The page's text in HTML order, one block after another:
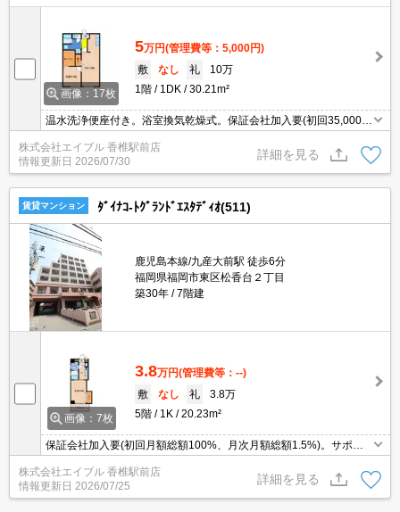
画像：17枚
5万円(管理費等：5,000円)
敷
なし 礼
10万
1階
1DK 30.21m²
温水洗浄便座付き。浴室換気乾燥式。保証会社加入要(初回35,000
円、月額総支払額の1％+800円/月)。
株式会社エイブル 香椎駅前店
情報更新日 2026/07/30
詳細を見る
賃貸マンション ﾀﾞｲﾅｺ-ﾄｸﾞﾗﾝﾄﾞｴｽﾀﾃﾞｨｵ(511)
鹿児島本線/九産大前駅 徒歩6分
福岡県福岡市東区松香台２丁目
築30年
7階建
画像：7枚
3.8万円(管理費等：--)
敷
なし 礼
3.8万
5階
1K 20.23m²
保証会社加入要(初回月額総額100%、月次月額総額1.5%)。サポー
トシステム利用可1,100円/月。
株式会社エイブル 香椎駅前店
情報更新日 2026/07/25
詳細を見る